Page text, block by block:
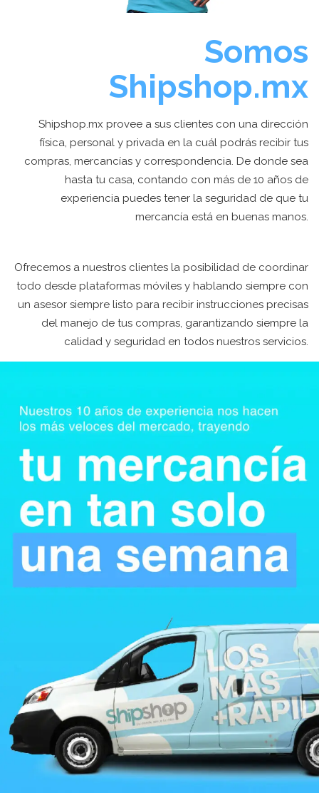
Somos
Shipshop.mx
Shipshop.mx provee a sus clientes con una dirección
física, personal y privada en la cuál podrás recibir tus
compras, mercancías y correspondencia. De donde sea
hasta tu casa, contando con más de 10 años de
experiencia puedes tener la seguridad de que tu
mercancía está en buenas manos.
Ofrecemos a nuestros clientes la posibilidad de coordinar
todo desde plataformas móviles y hablando siempre con
un asesor siempre listo para recibir instrucciones precisas
del manejo de tus compras, garantizando siempre la
calidad y seguridad en todos nuestros servicios.